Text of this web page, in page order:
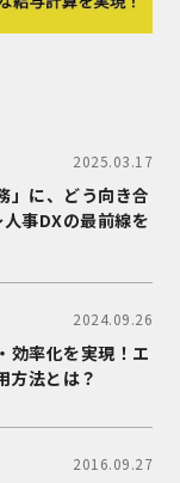
2025.03.17
」に、どう向き合
事DXの最前線を
2024.09.26
効率化を実現！エ
方法とは？
2016.09.27